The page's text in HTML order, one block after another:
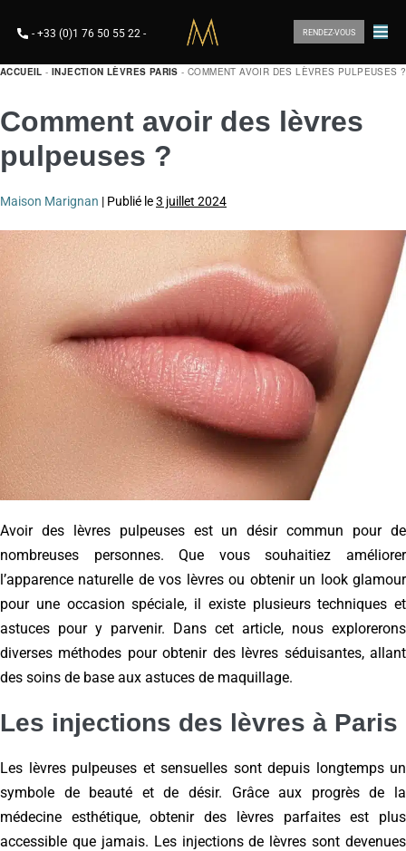
- +33 (0)1 76 50 55 22 - RENDEZ-VOUS
ACCUEIL -INJECTION LÈVRES PARIS -COMMENT AVOIR DES LÈVRES PULPEUSES ?
Comment avoir des lèvres
pulpeuses ?
Maison Marignan | Publié le3 juillet 2024
Avoir des lèvres pulpeuses est un désir commun pour de
nombreuses personnes. Que vous souhaitiez améliorer
l’apparence naturelle de vos lèvres ou obtenir un look glamour
pour une occasion spéciale, il existe plusieurs techniques et
astuces pour y parvenir. Dans cet article, nous explorerons
diverses méthodes pour obtenir des lèvres séduisantes, allant
des soins de base aux astuces de maquillage.
Les injections des lèvres à Paris
Les lèvres pulpeuses et sensuelles sont depuis longtemps un
symbole de beauté et de désir. Grâce aux progrès de la
médecine esthétique, obtenir des lèvres parfaites est plus
accessible que jamais. Les injections de lèvres sont devenues